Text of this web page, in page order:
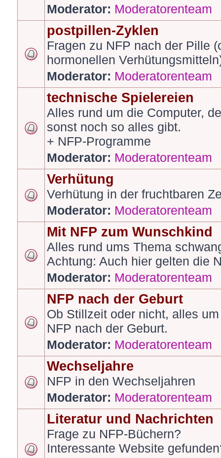
Moderator: Moderatorenteam
postpillen-Zyklen
Fragen zu NFP nach der Pille
hormonellen
Moderator: Moderatorenteam
technische Spielereien
Alles rund um die Computer,
sonst noch so alles gibt.
+ NFP-Programme
Moderator: Moderatorenteam
Verhütung
Verhütung in der fruchtbaren
Moderator: Moderatorenteam
Mit NFP zum Wunschkind
Alles rund ums Thema
Achtung: Auch hier gelten die
Moderator: Moderatorenteam
NFP nach der Geburt
Ob Stillzeit oder nicht, alles
NFP nach der Geburt.
Moderator: Moderatorenteam
Wechseljahre
NFP in den Wechseljahren
Moderator: Moderatorenteam
Literatur und Nachrichten
Frage zu NFP-Büchern?
Interessante Website